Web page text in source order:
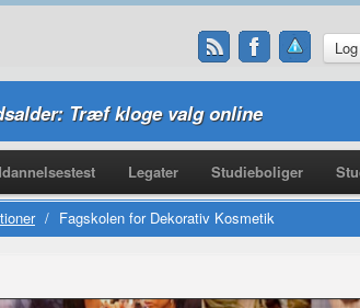
Træf kloge valg online
Legater Studieboliger
/ Fagskolen for Dekorativ Kosmetik